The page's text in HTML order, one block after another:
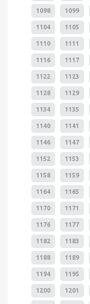
1098 1099
1104 1105
1110 1111
1116 1117
1122 1123
1128 1129
1134 1135
1140 1141
1146 1147
1152 1153
1158 1159
1164 1165
1170 1171
1176 1177
1182 1183
1188 1189
1194 1195
1200 1201